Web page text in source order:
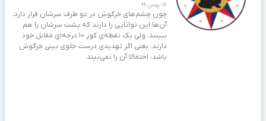
16 بهمن 99
چون چشم‌های خرگوش در دو طرف سرشان قرار دارد،
آن‌ها این توانایی را دارند که پشت سرشان را هم
ببینند. ولی یک نقطه‌ی کور ۱۰ درجه‌ای مقابل خود
دارند. یعنی اگر تهدیدی درست جلوی بینی خرگوش
باشد، احتمالا آن را نمی‌بیند.